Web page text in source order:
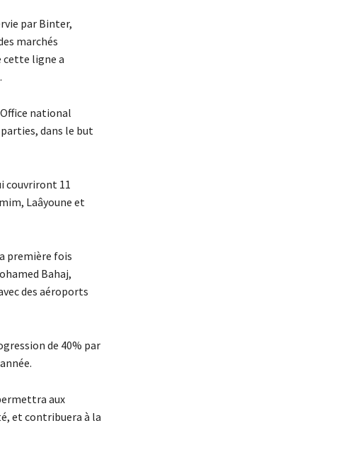
par Binter,
marchés
cette ligne a
national
dans le but
couvriront 11
Laâyoune et
première fois
Bahaj,
des aéroports
de 40% par
aux
et contribuera à la